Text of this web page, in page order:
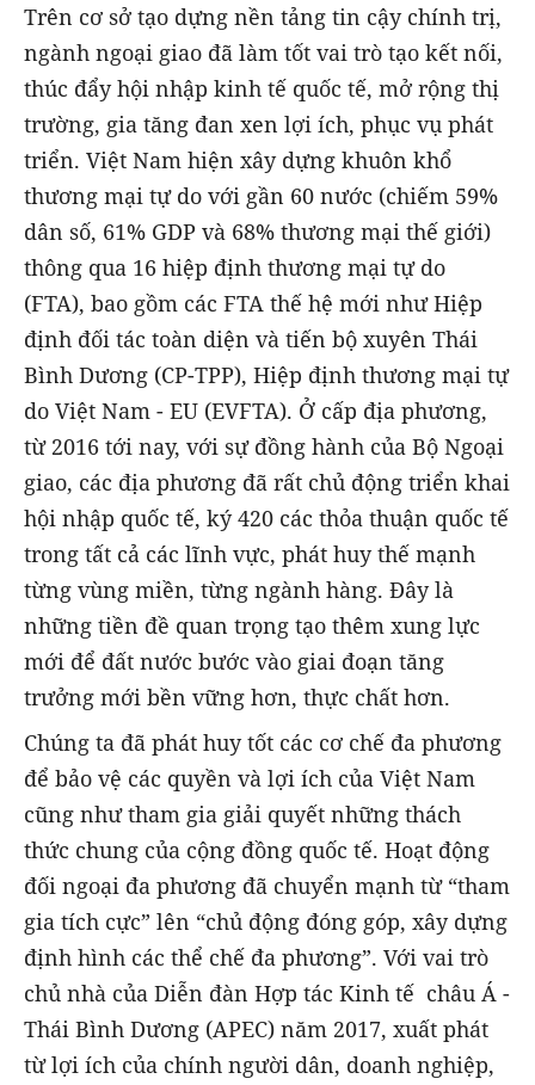
Trên cơ sở tạo dựng nền tảng tin cậy chính trị,
ngành ngoại giao đã làm tốt vai trò tạo kết nối,
thúc đẩy hội nhập kinh tế quốc tế, mở rộng thị
trường, gia tăng đan xen lợi ích, phục vụ phát
triển. Việt Nam hiện xây dựng khuôn khổ
thương mại tự do với gần 60 nước (chiếm 59%
dân số, 61% GDP và 68% thương mại thế giới)
thông qua 16 hiệp định thương mại tự do
(FTA), bao gồm các FTA thế hệ mới như Hiệp
định đối tác toàn diện và tiến bộ xuyên Thái
Bình Dương (CP-TPP), Hiệp định thương mại tự
do Việt Nam - EU (EVFTA). Ở cấp địa phương,
từ 2016 tới nay, với sự đồng hành của Bộ Ngoại
giao, các địa phương đã rất chủ động triển khai
hội nhập quốc tế, ký 420 các thỏa thuận quốc tế
trong tất cả các lĩnh vực, phát huy thế mạnh
từng vùng miền, từng ngành hàng. Đây là
những tiền đề quan trọng tạo thêm xung lực
mới để đất nước bước vào giai đoạn tăng
trưởng mới bền vững hơn, thực chất hơn.
Chúng ta đã phát huy tốt các cơ chế đa phương
để bảo vệ các quyền và lợi ích của Việt Nam
cũng như tham gia giải quyết những thách
thức chung của cộng đồng quốc tế. Hoạt động
đối ngoại đa phương đã chuyển mạnh từ “tham
gia tích cực” lên “chủ động đóng góp, xây dựng
định hình các thể chế đa phương”. Với vai trò
chủ nhà của Diễn đàn Hợp tác Kinh tế châu Á -
Thái Bình Dương (APEC) năm 2017, xuất phát
từ lợi ích của chính người dân, doanh nghiệp,